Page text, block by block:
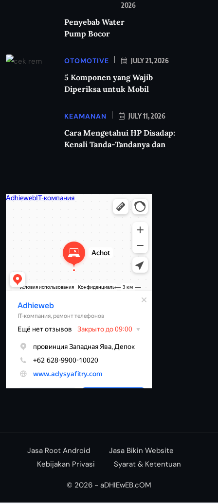
2026
Penyebab Water
Pump Bocor
OTOMOTIVE JULY 21, 2026
5 Komponen yang Wajib
Diperiksa untuk Mobil
KEAMANAN JULY 11, 2026
Cara Mengetahui HP Disadap:
Kenali Tanda-Tandanya dan
Jasa Root Android
Jasa Bikin Website
Kebijakan Privasi
Syarat & Ketentuan
© 2026 - aDHIEwEB.cOM